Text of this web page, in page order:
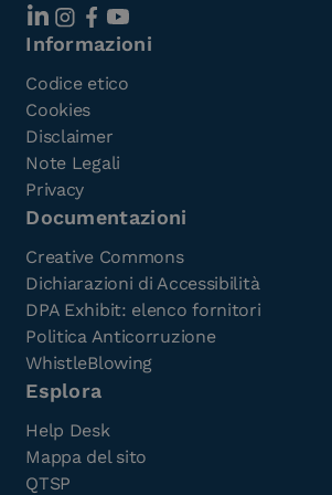
Informazioni
Codice etico
Cookies
Disclaimer
Note Legali
Privacy
Documentazioni
Creative Commons
Dichiarazioni di Accessibilità
DPA Exhibit: elenco fornitori
Politica Anticorruzione
WhistleBlowing
Esplora
Help Desk
Mappa del sito
QTSP